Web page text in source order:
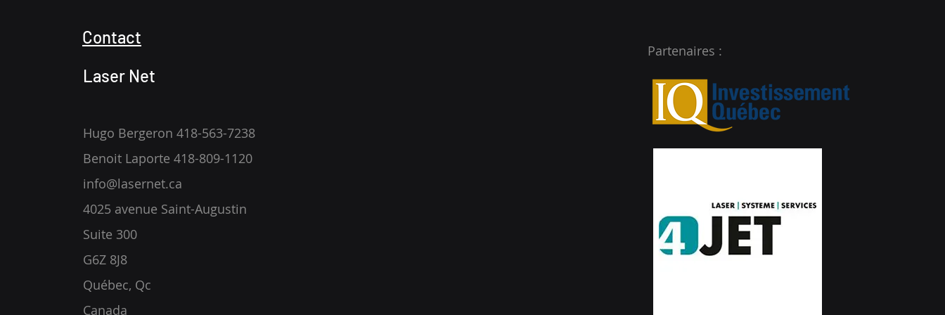
Contact
Laser Net
Hugo Bergeron 418-563-7238
Benoit Laporte 418-809-1120
info@lasernet.ca
4025 avenue Saint-Augustin
Suite 300
G6Z 8J8
Québec, Qc
Canada
Partenaires :